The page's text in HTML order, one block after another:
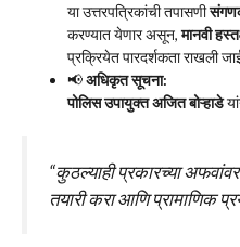
या उत्तरपत्रिकांची तपासणी
करण्यात येणार असून,मानवी
प्रक्रियेत पारदर्शकता राखली
📢अधिकृत सूचना:
पोलिस उपायुक्त अजित बोऱ्हाडे
“कुठल्याही प्रकारच्या
तयारी करा आणि प्रामाणिक